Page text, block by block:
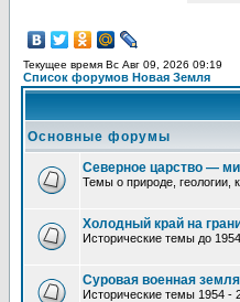
Текущее время Вс Авг 09, 2026 09:19
Список форумов Новая Земля
Основные форумы
Северное царство —
Темы о природе,
Холодный край на
Исторические темы до
Суровая военная земля
Исторические темы 1954 -